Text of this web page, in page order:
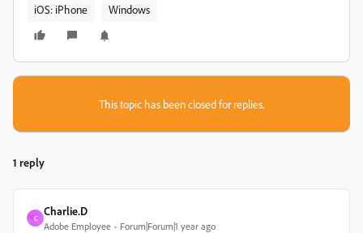
iOS: iPhone Windows
This topic has been closed for replies.
1 reply
C
Charlie.D
Adobe Employee Forum|Forum|1 year ago